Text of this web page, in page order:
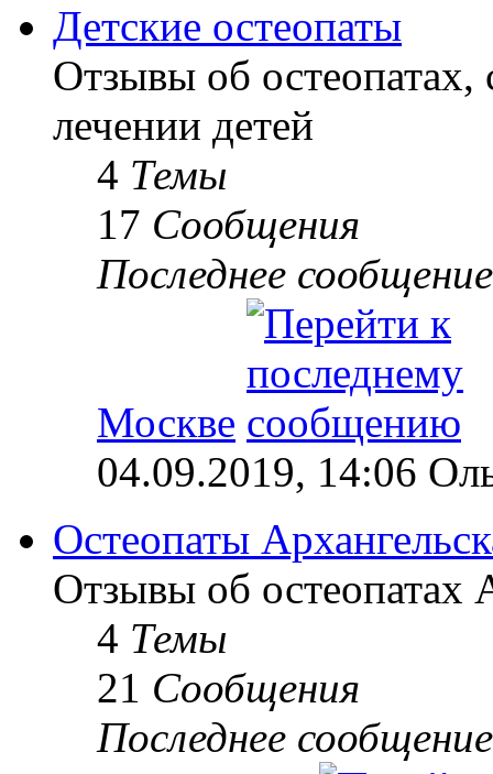
Детские остеопаты
Отзывы об
лечении детей
4 Темы
17 Сообщения
Последнее сообщение
Москве
04.09.2019, 14:06
Остеопаты
Отзывы об остеопатах
4 Темы
21 Сообщения
Последнее сообщение